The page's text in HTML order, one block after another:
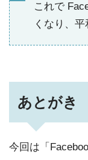
これで
くなり、平
あとがき
今回は「